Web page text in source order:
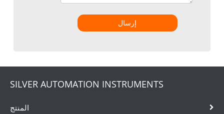
إرسال
SILVER AUTOMATION INSTRUMENTS
المنتج